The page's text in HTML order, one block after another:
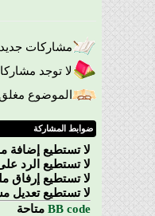
مشاركات
لا توجد
الموضوع مغلق
ضوابط المشاركة
لا تستطيع إضافة
لا تستطيع الرد
لا تستطيع إرفاق
لا تستطيع تعديل
BB code متاحة